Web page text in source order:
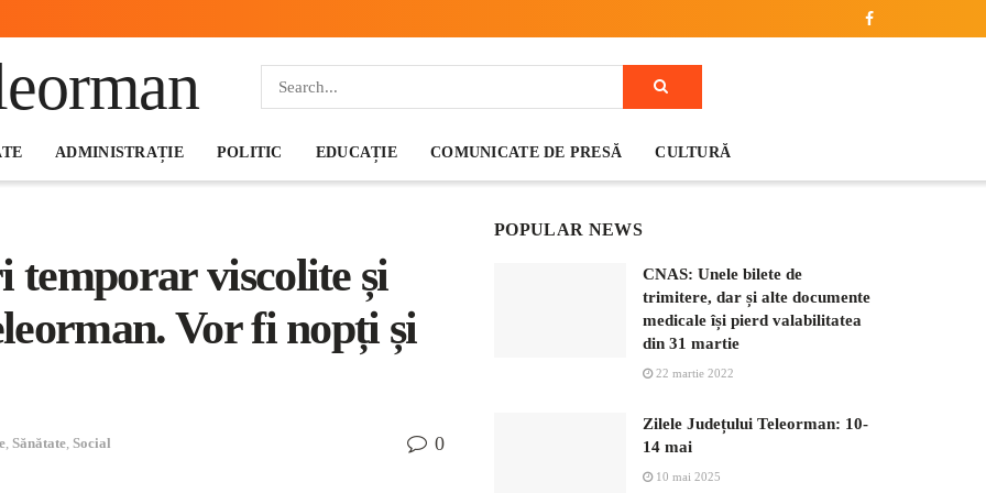
ADMINISTRAȚIE POLITIC EDUCAȚIE COMUNICATE DE PRESĂ CULTURĂ
temporar viscolite și
Vor fi nopți și
, Sănătate, Social 0
POPULAR NEWS
CNAS: Unele bilete de
trimitere, dar și alte documente
medicale își pierd valabilitatea
din 31 martie
22 martie 2022
Zilele Județului Teleorman: 10-
14 mai
10 mai 2025